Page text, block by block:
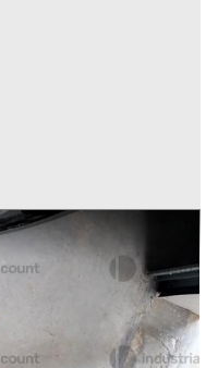
miniescavatore